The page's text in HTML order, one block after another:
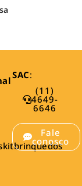
SAC:
(11)
4649-
6646
Fale
conosco